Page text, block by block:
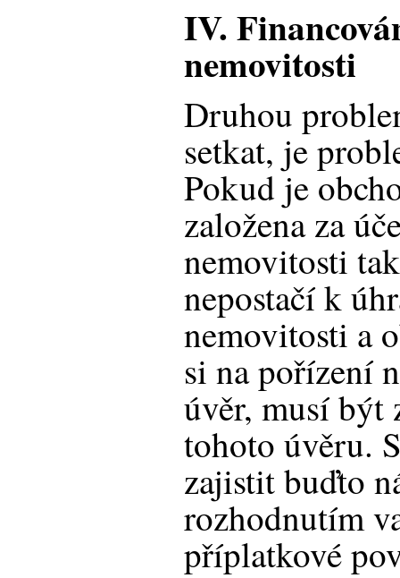
IV.
nemovitosti
Druhou
setkat, je
Pokud je
založena za
nemovitosti
nepostačí k
nemovitosti a
si na pořízení
úvěr, musí být
tohoto úvěru.
zajistit buďto
rozhodnutím
příplatkové